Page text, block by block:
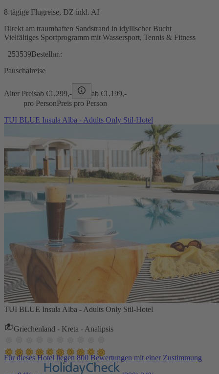
8-tägige Flugreise, DZ inkl. AI
Direkt am traumhaften Sandstrand in idyllischer Bucht
Vielfältiges Sportprogramm mit Wassersport, Tennis & Fitness
253539Bestellnr.:
Pauschalreise
Alter Preisab €1.299,- ab €1.199,-
pro PersonPreis pro Person
TUI BLUE Insula Alba - Adults Only Stil-Hotel
TUI BLUE Insula Alba - Adults Only Stil-Hotel
Griechenland - Kreta - Analipsis
Für dieses Hotel liegen 800 Bewertungen mit einer Zustimmung